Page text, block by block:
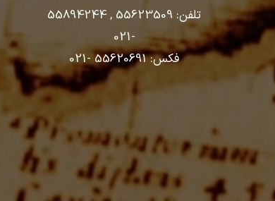
تلفن: 55623509 , 55894244
-021
فکس: 55620691 -021